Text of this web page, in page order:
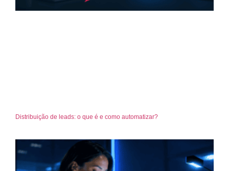
Distribuição de leads: o que é e como automatizar?